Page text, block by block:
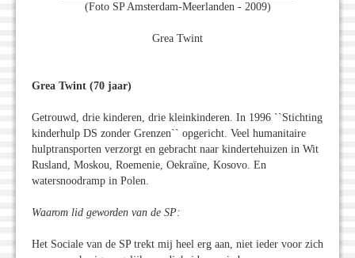
(Foto SP Amsterdam-Meerlanden - 2009)
Grea Twint
Grea Twint (70 jaar)
Getrouwd, drie kinderen, drie kleinkinderen. In 1996 ``Stichting
kinderhulp DS zonder Grenzen`` opgericht. Veel humanitaire
hulptransporten verzorgt en gebracht naar kindertehuizen in Wit
Rusland, Moskou, Roemenie, Oekraïne, Kosovo. En
watersnoodramp in Polen.
Waarom lid geworden van de SP:
Het Sociale van de SP trekt mij heel erg aan, niet ieder voor zich